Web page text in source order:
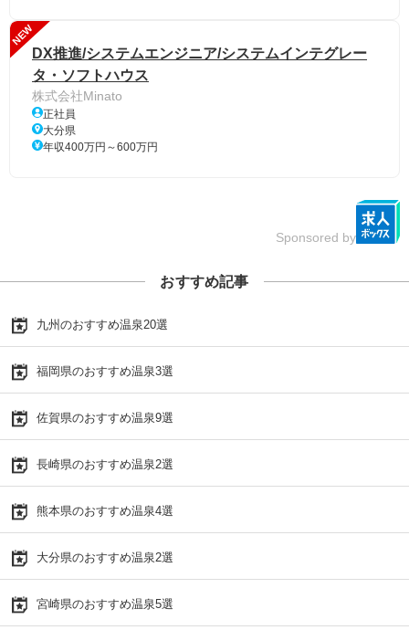
NEW
DX推進/システムエンジニア/システムインテグレー
タ・ソフトハウス
株式会社Minato
正社員
大分県
年収400万円～600万円
Sponsored by
おすすめ記事
九州のおすすめ温泉20選
福岡県のおすすめ温泉3選
佐賀県のおすすめ温泉9選
長崎県のおすすめ温泉2選
熊本県のおすすめ温泉4選
大分県のおすすめ温泉2選
宮崎県のおすすめ温泉5選